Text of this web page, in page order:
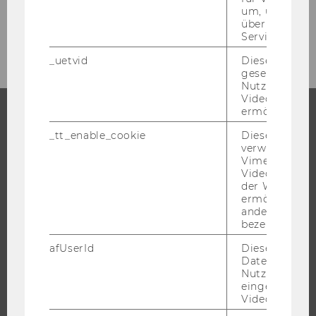
STUDIUM
EXECUTIVE EDUCATION
INTERNATIONALE UND INCOMING EXCHANGE STUDIERENDE
um, um
über die
Service zu
_uetvid
Dieses
gesetzt, um
Nutzung des
Videoplayers
ermöglichen
_tt_enable_cookie
Dieses
verwendet,
Vimeo-
der WU-
ermöglichen
andere nicht
bezeichnete
afUserId
Dieses
Daten von
Videos